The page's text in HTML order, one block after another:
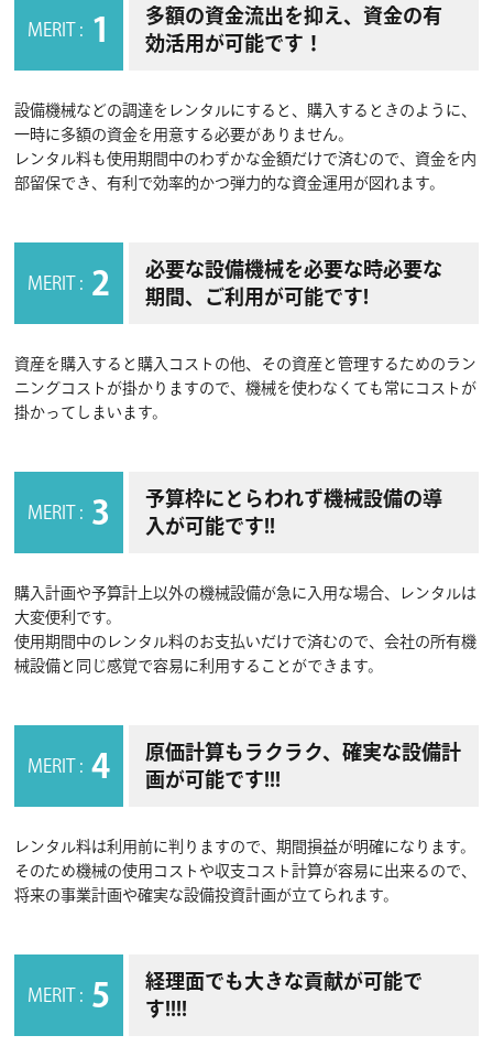
MERIT : 1
多額の資金流出を抑え、資金の有
効活用が可能です！
設備機械などの調達をレンタルにすると、購入するときのように、
一時に多額の資金を用意する必要がありません。
レンタル料も使用期間中のわずかな金額だけで済むので、資金を内
部留保でき、有利で効率的かつ弾力的な資金運用が図れます。
MERIT : 2
必要な設備機械を必要な時必要な
期間、ご利用が可能です!
資産を購入すると購入コストの他、その資産と管理するためのラン
ニングコストが掛かりますので、機械を使わなくても常にコストが
掛かってしまいます。
MERIT : 3
予算枠にとらわれず機械設備の導
入が可能です!!
購入計画や予算計上以外の機械設備が急に入用な場合、レンタルは
大変便利です。
使用期間中のレンタル料のお支払いだけで済むので、会社の所有機
械設備と同じ感覚で容易に利用することができます。
MERIT : 4
原価計算もラクラク、確実な設備計
画が可能です!!!
レンタル料は利用前に判りますので、期間損益が明確になります。
そのため機械の使用コストや収支コスト計算が容易に出来るので、
将来の事業計画や確実な設備投資計画が立てられます。
MERIT : 5
経理面でも大きな貢献が可能で
す!!!!